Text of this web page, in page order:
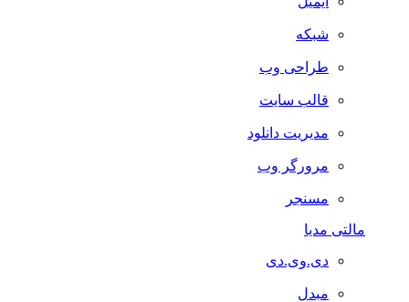
شبکه
طراحی وب
قالب سایت
مدیریت دانلود
مرورگر وب
مسنجر
مالتی مدیا
دی.وی.دی
مبدل